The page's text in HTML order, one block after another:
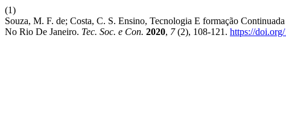
(1)
Souza, M. F. de; Costa, C. S. Ensino, Tecnologia E formação
No Rio De Janeiro. Tec. Soc. e Con. 2020, 7(2), 108-121. https://